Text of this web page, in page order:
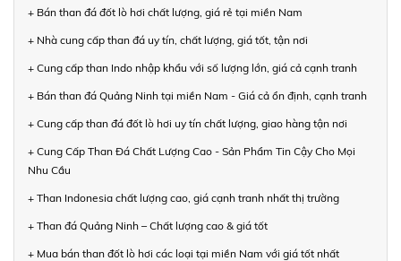
+ Bán than đá đốt lò hơi chất lượng, giá rẻ tại miền Nam
+ Nhà cung cấp than đá uy tín, chất lượng, giá tốt, tận nơi
+ Cung cấp than Indo nhập khẩu với số lượng lớn, giá cả cạnh tranh
+ Bán than đá Quảng Ninh tại miền Nam - Giá cả ổn định, cạnh tranh
+ Cung cấp than đá đốt lò hơi uy tín chất lượng, giao hàng tận nơi
+ Cung Cấp Than Đá Chất Lượng Cao - Sản Phẩm Tin Cậy Cho Mọi
Nhu Cầu
+ Than Indonesia chất lượng cao, giá cạnh tranh nhất thị trường
+ Than đá Quảng Ninh – Chất lượng cao & giá tốt
+ Mua bán than đốt lò hơi các loại tại miền Nam với giá tốt nhất